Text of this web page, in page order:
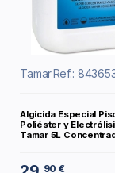
TamarRef.:
Algicida Especial
Poliéster y
Tamar 5L
90 €